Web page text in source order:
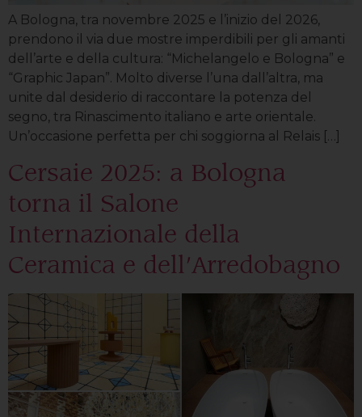
A Bologna, tra novembre 2025 e l’inizio del 2026,
prendono il via due mostre imperdibili per gli amanti
dell’arte e della cultura: “Michelangelo e Bologna” e
“Graphic Japan”. Molto diverse l’una dall’altra, ma
unite dal desiderio di raccontare la potenza del
segno, tra Rinascimento italiano e arte orientale.
Un’occasione perfetta per chi soggiorna al Relais […]
Cersaie 2025: a Bologna
torna il Salone
Internazionale della
Ceramica e dell’Arredobagno